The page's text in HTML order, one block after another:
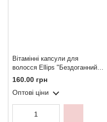
Вітамінні капсули для
волосся Ellips "Бездоганний
шовк" з PRO-Кератиновим
комплексом - 6 шт.
160.00 грн
Оптові ціни